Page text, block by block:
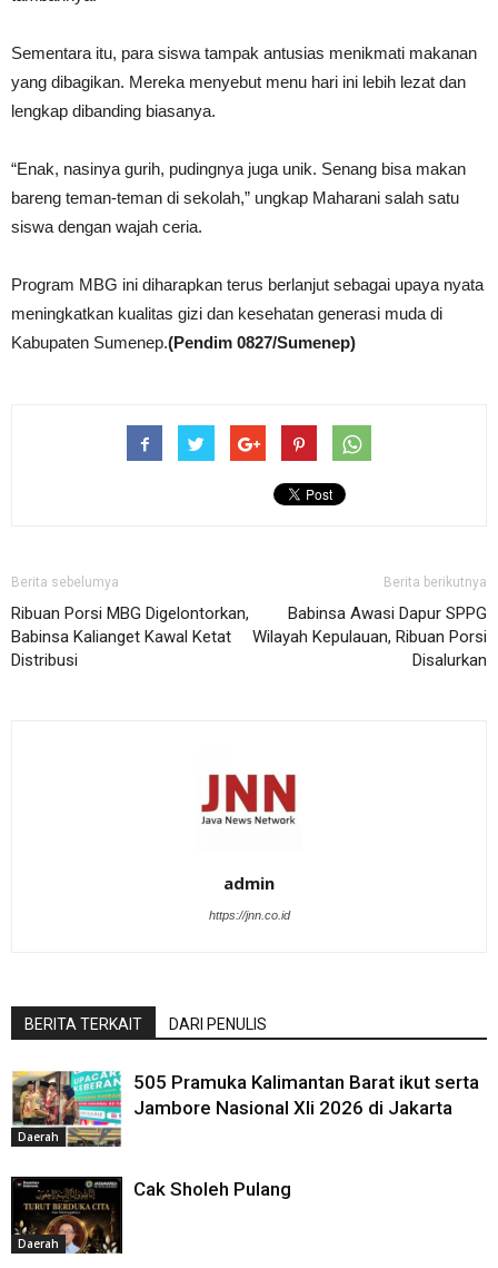
Sementara itu, para siswa tampak antusias menikmati makanan
yang dibagikan. Mereka menyebut menu hari ini lebih lezat dan
lengkap dibanding biasanya.
“Enak, nasinya gurih, pudingnya juga unik. Senang bisa makan
bareng teman-teman di sekolah,” ungkap Maharani salah satu
siswa dengan wajah ceria.
Program MBG ini diharapkan terus berlanjut sebagai upaya nyata
meningkatkan kualitas gizi dan kesehatan generasi muda di
Kabupaten Sumenep.(Pendim 0827/Sumenep)
Berita sebelumya
Ribuan Porsi MBG Digelontorkan,
Babinsa Kalianget Kawal Ketat
Distribusi
Berita berikutnya
Babinsa Awasi Dapur SPPG
Wilayah Kepulauan, Ribuan Porsi
Disalurkan
admin
https://jnn.co.id
BERITA TERKAIT DARI PENULIS
Daerah
505 Pramuka Kalimantan Barat ikut serta
Jambore Nasional XIi 2026 di Jakarta
Daerah
Cak Sholeh Pulang